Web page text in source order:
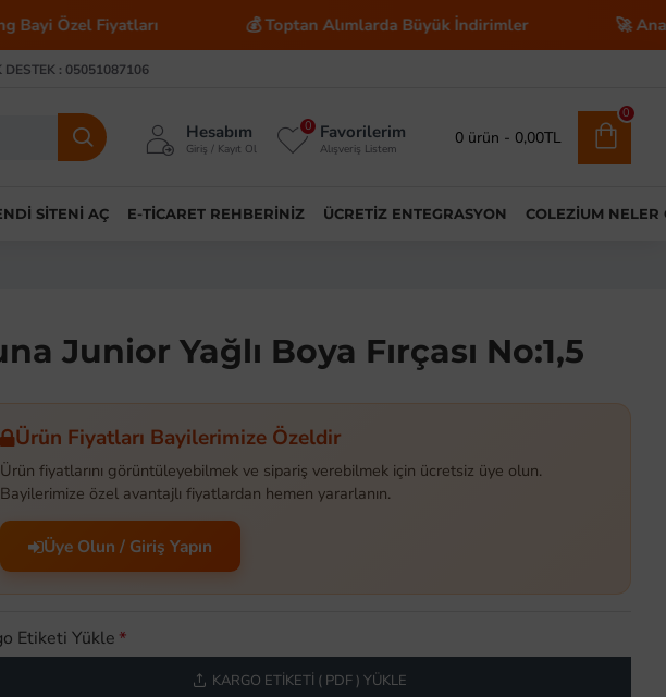
💰 Toptan Alımlarda Büyük İndirimler 🚀 Anahtar
DESTEK : 05051087106
Hesabım
Giriş / Kayıt Ol
Favorilerim
Alışveriş Listem
0
0 ürün - 0,00TL
0
SITENI AÇ E-TICARET REHBERINIZ ÜCRETIZ ENTEGRASYON COLEZIUM NELER
Junior Yağlı Boya Fırçası No:1,5
Ürün Fiyatları Bayilerimize Özeldir
Ürün fiyatlarını görüntüleyebilmek ve sipariş verebilmek için ücretsiz üye olun.
Bayilerimize özel avantajlı fiyatlardan hemen yararlanın.
Üye Olun / Giriş Yapın
Etiketi Yükle
KARGO ETIKETI ( PDF ) YÜKLE